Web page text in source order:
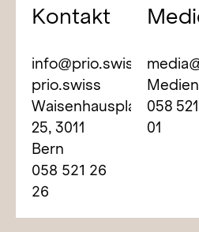
Kontakt
info@prio.swiss
prio.swiss
Waisenhausplatz
25, 3011
Bern
058 521 26
26
058
01